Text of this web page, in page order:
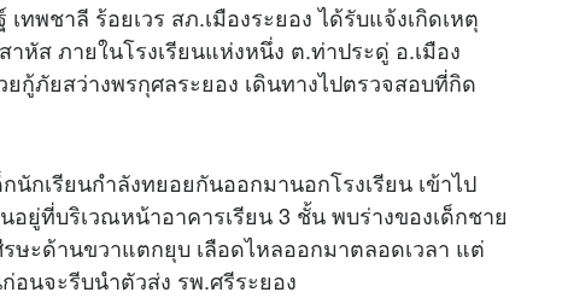
ทพชาลี ร้อยเวร สภ.เมืองระยอง ได้รับแจ้งเกิดเหตุ
หัส ภายในโรงเรียนแห่งหนึ่ง ต.ท่าประดู่ อ.เมือง
กู้ภัยสว่างพรกุศลระยอง เดินทางไปตรวจสอบที่กิด
นักเรียนกำลังทยอยกันออกมานอกโรงเรียน เข้าไป
ยู่ที่บริเวณหน้าอาคารเรียน 3 ชั้น พบร่างของเด็กชาย
ษะด้านขวาแตกยุบ เลือดไหลออกมาตลอดเวลา แต่
อนจะรีบนำตัวส่ง รพ.ศรีระยอง